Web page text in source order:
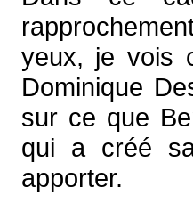
yeux, je vois
Dominique
sur ce que
qui a créé
apporter.